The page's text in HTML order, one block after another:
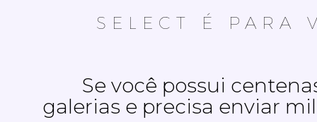
SELECT É PARA
Se você possui
galerias e precisa enviar